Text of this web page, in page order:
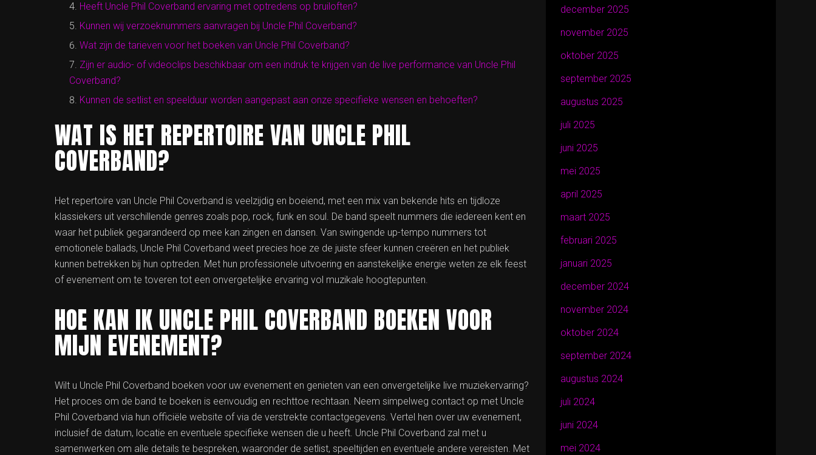
Heeft Uncle Phil Coverband ervaring met optredens op bruiloften?
Kunnen wij verzoeknummers aanvragen bij Uncle Phil Coverband?
Wat zijn de tarieven voor het boeken van Uncle Phil Coverband?
Zijn er audio- of videoclips beschikbaar om een indruk te krijgen van de live performance van Uncle Phil
Coverband?
Kunnen de setlist en speelduur worden aangepast aan onze specifieke wensen en behoeften?
WAT IS HET REPERTOIRE VAN UNCLE PHIL
COVERBAND?
Het repertoire van Uncle Phil Coverband is veelzijdig en boeiend, met een mix van bekende hits en tijdloze
klassiekers uit verschillende genres zoals pop, rock, funk en soul. De band speelt nummers die iedereen kent en
waar het publiek gegarandeerd op mee kan zingen en dansen. Van swingende up-tempo nummers tot
emotionele ballads, Uncle Phil Coverband weet precies hoe ze de juiste sfeer kunnen creëren en het publiek
kunnen betrekken bij hun optreden. Met hun professionele uitvoering en aanstekelijke energie weten ze elk feest
of evenement om te toveren tot een onvergetelijke ervaring vol muzikale hoogtepunten.
HOE KAN IK UNCLE PHIL COVERBAND BOEKEN VOOR
MIJN EVENEMENT?
Wilt u Uncle Phil Coverband boeken voor uw evenement en genieten van een onvergetelijke live muziekervaring?
Het proces om de band te boeken is eenvoudig en rechttoe rechtaan. Neem simpelweg contact op met Uncle
Phil Coverband via hun officiële website of via de verstrekte contactgegevens. Vertel hen over uw evenement,
inclusief de datum, locatie en eventuele specifieke wensen die u heeft. Uncle Phil Coverband zal met u
samenwerken om alle details te bespreken, waaronder de setlist, speeltijden en eventuele andere vereisten. Met
december 2025
november 2025
oktober 2025
september 2025
augustus 2025
juli 2025
juni 2025
mei 2025
april 2025
maart 2025
februari 2025
januari 2025
december 2024
november 2024
oktober 2024
september 2024
augustus 2024
juli 2024
juni 2024
mei 2024